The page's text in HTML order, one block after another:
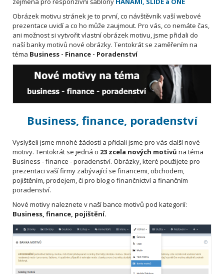
Obrázek motivu stránek je to první, co návštěvník vaší webové
prezentace uvidí a co ho může zaujmout. Pro vás, co nemáte čas,
ani možnost si vytvořit vlastní obrázek motivu, jsme přidali do
naší banky motivů nové obrázky. Tentokrát se zaměřením na
téma Business - Finance - Poradenství
Business, finance, poradenství
Vyslyšeli jsme mnohé žádosti a přidali jsme pro vás další nové
motivy. Tentokrát se jedná o 23 zcela nových motivů na téma
Business - finance - poradenství. Obrázky, které použijete pro
prezentaci vaší firmy zabývající se financemi, obchodem,
pojištěním, prodejem, či pro blog o finančnictví a finančním
poradenství.
Nové motivy naleznete v naší bance motivů pod kategorií:
Business, finance, pojištění.